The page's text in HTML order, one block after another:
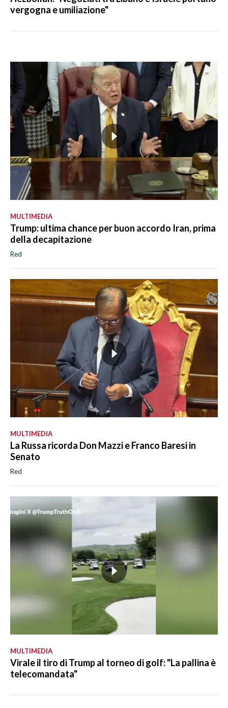
vergogna e umiliazione"
MULTIMEDIA
Trump: ultima chance per buon accordo Iran, prima
della decapitazione
Red
MULTIMEDIA
La Russa ricorda Don Mazzi e Franco Baresi in
Senato
Red
MULTIMEDIA
Virale il tiro di Trump al torneo di golf: "La pallina è
telecomandata"